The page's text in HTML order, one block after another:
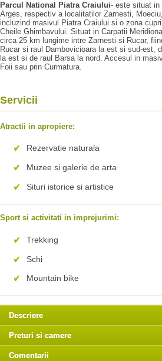
Parcul National Piatra Craiului- este situat in
Arges, respectiv a localitatilor Zarnesti,
incluzind masivul Piatra Craiului si o zona
Cheile Ghimbavului. Situat in Carpatii
circa 25 km lungime intre Zarnesti si Rucar,
Rucar si raul Dambovicioara la est si sud-est,
la est si de raul Barsa la nord. Accesul in
Foii sau prin Curmatura.
Servicii
Atractii in apropiere:
Rezervatie naturala
Muzee si galerie de arta
Situri istorice si artistice
Sport si activitati in imprejurimi:
Trekking
Schi
Mountain bike
Descriere
Preturi si camere
Comentarii